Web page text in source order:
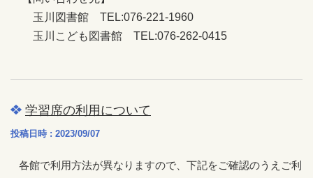
玉川図書館 TEL:076-221-1960
玉川こども図書館 TEL:076-262-0415
学習席の利用について
投稿日時 : 2023/09/07
各館で利用方法が異なりますので、下記をご確認のうえご利